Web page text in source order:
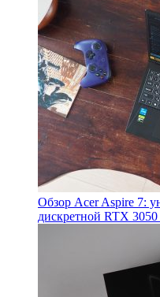
Обзор Acer Aspire 7:
дискретной RTX 3050